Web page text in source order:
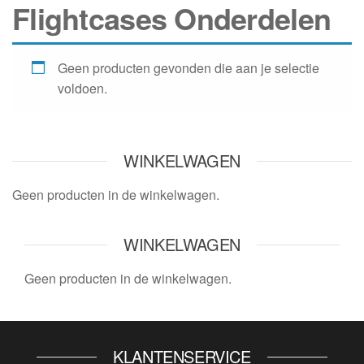
Flightcases Onderdelen
Geen producten gevonden die aan je selectie
voldoen.
WINKELWAGEN
Geen producten in de winkelwagen.
WINKELWAGEN
Geen producten in de winkelwagen.
KLANTENSERVICE